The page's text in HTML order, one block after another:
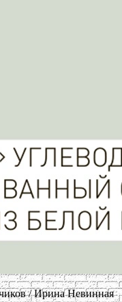
/ Ирина Невинная